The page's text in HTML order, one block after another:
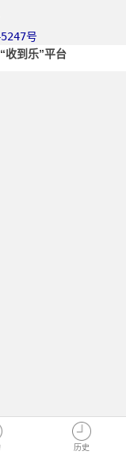
历史
号
“收到乐”平台